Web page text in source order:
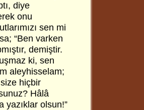
diye
onu
sen mi
“Ben varken
demiştir.
ki, sen
aleyhisselam;
hiçbir
Hâlâ
yazıklar olsun!”